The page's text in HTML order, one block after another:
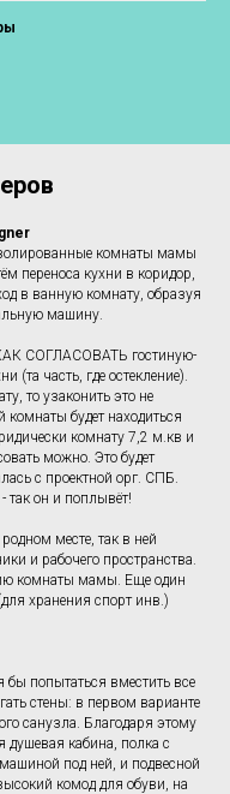
комнаты мамы
переноса кухни в коридор,
в ванную комнату, образуя
машину.
СОГЛАСОВАТЬ гостиную-
(та часть, где остекление).
то узаконить это не
комнаты будет находиться
комнату 7,2 м.кв и
можно. Это будет
с проектной орг. СПБ.
так он и поплывёт!
месте, так в ней
и рабочего пространства.
комнаты мамы. Еще один
хранения спорт инв.)
попытаться вместить все
стены: в первом варианте
санузла. Благодаря этому
кабина, полка с
под ней, и подвесной
комод для обуви, на